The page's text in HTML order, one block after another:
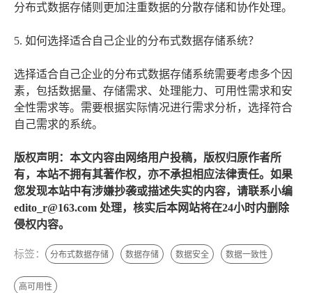
分布式数据存储则更加注重数据的分散存储和协作处理。
5. 如何选择适合自己企业的分布式数据存储系统？
选择适合自己企业的分布式数据存储系统需要考虑多个因
素，包括数据量、存储需求、处理能力、可用性需求和安
全性需求等。需要根据实际情况进行需求分析，选择符合
自己需求的系统。
版权声明：本文内容由网络用户投稿，版权归原作者所
有，本站不拥有其著作权，亦不承担相应法律责任。如果
您发现本站中有涉嫌抄袭或描述失实的内容，请联系小编
edito_r@163.com 处理，核实后本网站将在24小时内删除
侵权内容。
标签： 分布式数据存储 数据存储 数据安全 数据一致性
高可用性